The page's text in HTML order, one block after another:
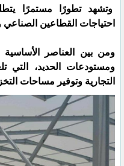
وتشهد تطورًا مستمرًا
احتياجات القطاعين الصناعي
ومن بين العناصر الأساسية
ومستودعات الحديد، التي
التجارية وتوفير مساحات